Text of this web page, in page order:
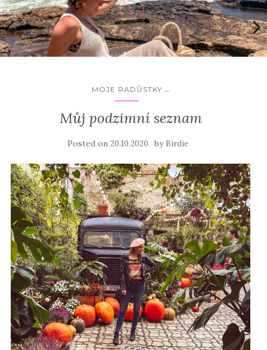
MOJE RADŮSTKY ...
Můj podzimní seznam
Posted on 20.10.2020 by Birdie